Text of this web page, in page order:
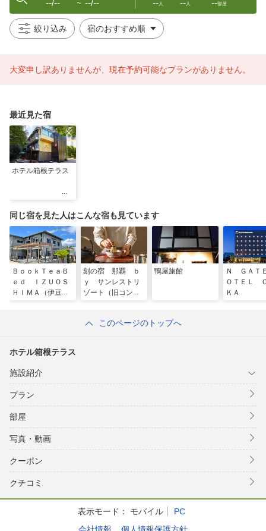
--/-- 〜 --/-- --人 --人 --部屋
絞り込み
大変申し訳ありませんが、現在予約可能なプランがありません。
最近見た宿
ホテル箱根テラス
同じ宿を見た人はこんな宿も見ています
ＢｏｏｋＴｅａＢ
ｅｄ ＩＺＵＯＳ
ＨＩＭＡ（伊豆大
刻の宿 那覇 ｂ
ｙ サンレストリ
ゾート（旧コンド
ルディオプレミア
鴨屋旅館
Ｎ ＧＡＴ
ＯＴＥＬ
ＫＡ
このページのトップへ
ホテル箱根テラス
施設紹介
プラン
部屋
写真・動画
クーポン
クチコミ
表示モード： モバイル
PC